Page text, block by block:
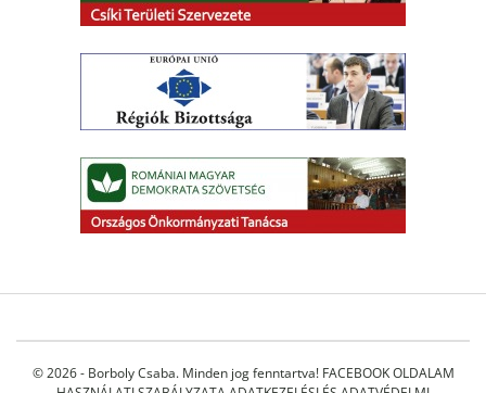
© 2026 - Borboly Csaba. Minden jog fenntartva! FACEBOOK OLDALAM